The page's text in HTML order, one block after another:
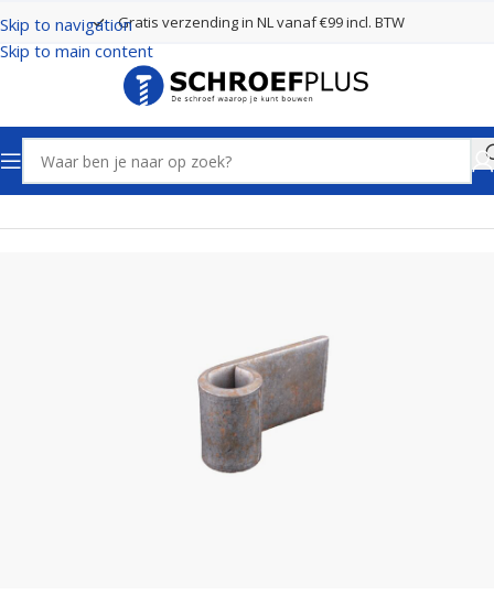
Skip to navigation
Skip to main content
Gratis verzending in NL vanaf €99 incl. BTW
Home Poort- en hekbeslag